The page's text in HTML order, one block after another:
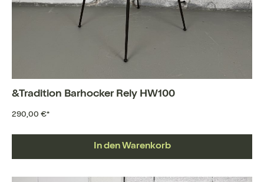
&Tradition Barhocker Rely HW100
290,00 €*
In den Warenkorb